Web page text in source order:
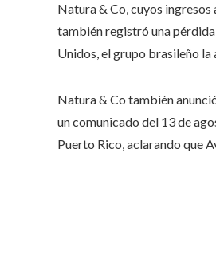
Natura & Co, cuyos
también registró una pérdida
Unidos, el grupo brasileño la
Natura & Co también
un comunicado del 13 de
Puerto Rico, aclarando que